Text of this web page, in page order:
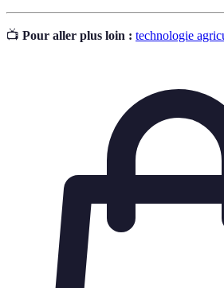
📺 Pour aller plus loin : technologie